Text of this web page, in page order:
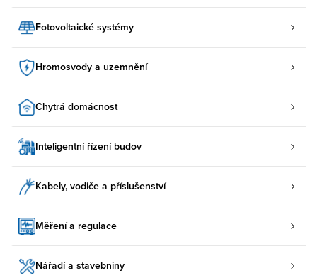
Fotovoltaické systémy
Hromosvody a uzemnění
Chytrá domácnost
Inteligentní řízení budov
Kabely, vodiče a příslušenství
Měření a regulace
Nářadí a stavebniny